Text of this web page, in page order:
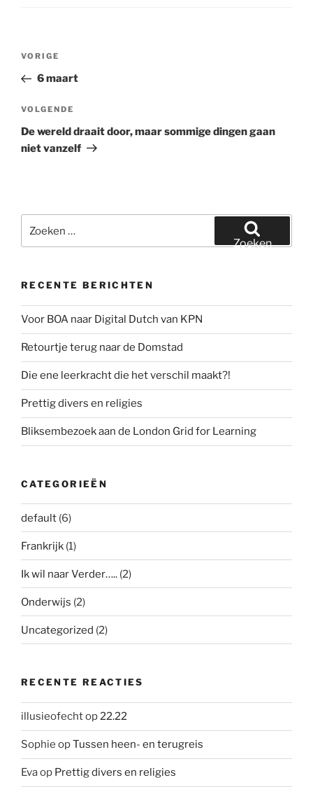
Bericht
Vorig
bericht
VORIGE
6 maart
Volgend
bericht
VOLGENDE
De wereld draait door, maar sommige dingen gaan
niet vanzelf
naar:
Zoeken
RECENTE BERICHTEN
Voor BOA naar Digital Dutch van KPN
Retourtje terug naar de Domstad
Die ene leerkracht die het verschil maakt?!
Prettig divers en religies
Bliksembezoek aan de London Grid for Learning
CATEGORIEËN
default (6)
Frankrijk (1)
Ik wil naar Verder….. (2)
Onderwijs (2)
Uncategorized (2)
RECENTE REACTIES
illusieofechtop22.22
Sophie opTussen heen- en terugreis
Evaop Prettig divers en religies